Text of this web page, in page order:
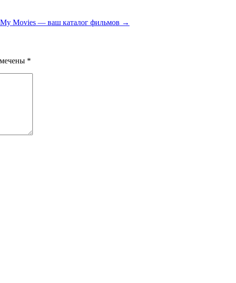
Movies — ваш каталог фильмов →
*